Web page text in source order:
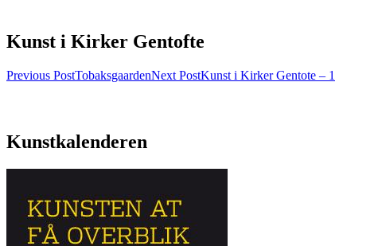
for:
Kunst i Kirker Gentofte
Post
Previous PostTobaksgaardenNext PostKunst i Kirker Gentote – 1
Kunstkalenderen